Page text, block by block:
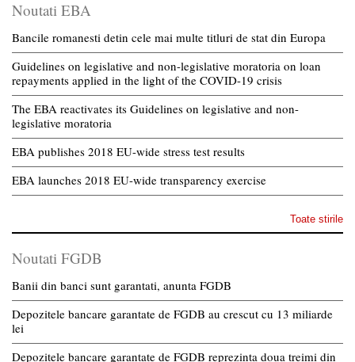
Noutati EBA
Bancile romanesti detin cele mai multe titluri de stat din Europa
Guidelines on legislative and non-legislative moratoria on loan
repayments applied in the light of the COVID-19 crisis
The EBA reactivates its Guidelines on legislative and non-
legislative moratoria
EBA publishes 2018 EU-wide stress test results
EBA launches 2018 EU-wide transparency exercise
Toate stirile
Noutati FGDB
Banii din banci sunt garantati, anunta FGDB
Depozitele bancare garantate de FGDB au crescut cu 13 miliarde
lei
Depozitele bancare garantate de FGDB reprezinta doua treimi din